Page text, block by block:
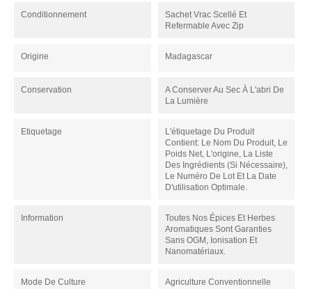
Conditionnement
Sachet Vrac Scellé Et
Refermable Avec Zip
Origine Madagascar
Conservation
A Conserver Au Sec À L'abri De
La Lumière
Etiquetage
L'étiquetage Du Produit
Contient: Le Nom Du Produit, Le
Poids Net, L'origine, La Liste
Des Ingrédients (si Nécessaire),
Le Numéro De Lot Et La Date
D'utilisation Optimale.
Information
Toutes Nos Épices Et Herbes
Aromatiques Sont Garanties
Sans OGM, Ionisation Et
Nanomatériaux.
Mode De Culture Agriculture Conventionnelle